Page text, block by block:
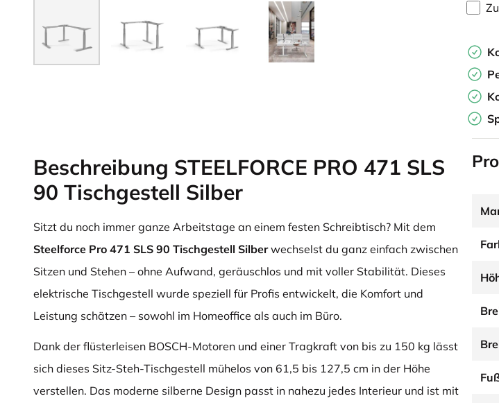
Beschreibung STEELFORCE PRO 471 SLS
90 Tischgestell Silber
Sitzt du noch immer ganze Arbeitstage an einem festen Schreibtisch? Mit dem
Steelforce Pro 471 SLS 90 Tischgestell Silberwechselst du ganz einfach zwischen
Sitzen und Stehen – ohne Aufwand, geräuschlos und mit voller Stabilität. Dieses
elektrische Tischgestell wurde speziell für Profis entwickelt, die Komfort und
Leistung schätzen – sowohl im Homeoffice als auch im Büro.
Dank der flüsterleisen BOSCH-Motoren und einer Tragkraft von bis zu 150 kg lässt
sich dieses Sitz-Steh-Tischgestell mühelos von 61,5 bis 127,5 cm in der Höhe
verstellen. Das moderne silberne Design passt in nahezu jedes Interieur und ist mit